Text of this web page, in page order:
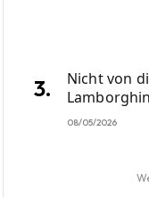
Nicht von
08/05/2026